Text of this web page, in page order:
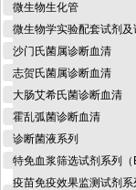
微生物生化管
微生物学实验配套试剂及
沙门氏菌属诊断血清
志贺氏菌属诊断血清
大肠艾希氏菌诊断血清
霍乱弧菌诊断血清
诊断菌液系列
特免血浆筛选试剂系列（
疫苗免疫效果监测试剂系